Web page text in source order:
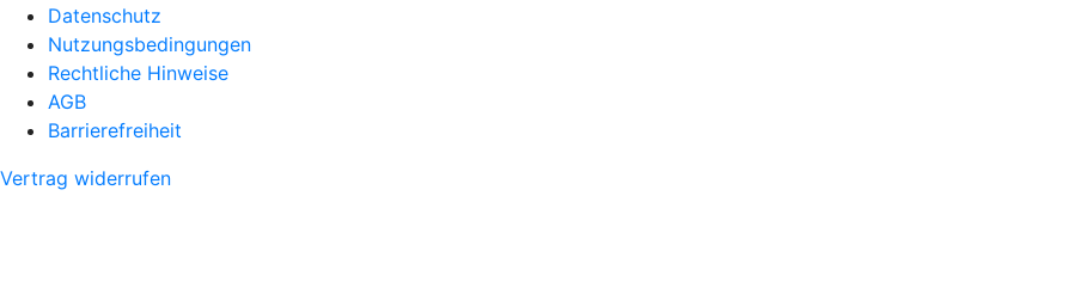
Datenschutz
Nutzungsbedingungen
Rechtliche Hinweise
AGB
Barrierefreiheit
Vertrag widerrufen